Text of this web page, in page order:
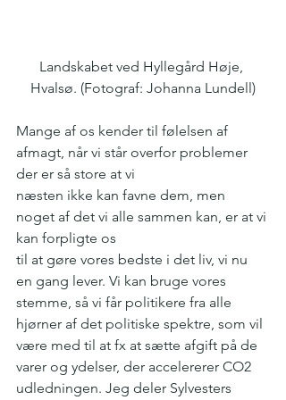
Landskabet ved Hyllegård Høje,
Hvalsø. (Fotograf: Johanna Lundell)
Mange af os kender til følelsen af
afmagt, når vi står overfor problemer
der er så store at vi
næsten ikke kan favne dem, men
noget af det vi alle sammen kan, er at vi
kan forpligte os
til at gøre vores bedste i det liv, vi nu
en gang lever. Vi kan bruge vores
stemme, så vi får politikere fra alle
hjørner af det politiske spektre, som vil
være med til at fx at sætte afgift på de
varer og ydelser, der accelererer CO2
udledningen. Jeg deler Sylvesters